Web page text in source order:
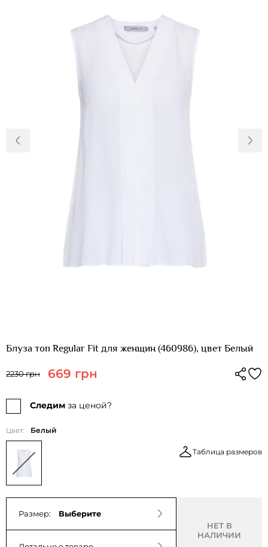
оплата
Новости
Возвращение
+38(050)4840005
Блуза топ Regular Fit для женщин (460986), цвет Белый
2230 грн 669 грн
Следим за ценой?
Цвет: Белый
Таблица размеров
Размер: Выберите
НЕТ В
НАЛИЧИИ